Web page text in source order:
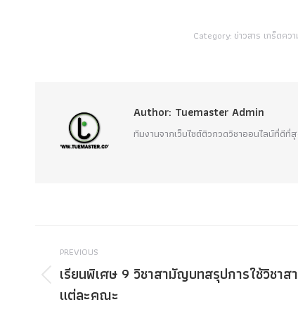
Category: ข่าวสาร เกร็ดคว
Author: Tuemaster Admin
ทีมงานจากเว็บไซต์ติวกวดวิชาออนไลน์ที่ดี
Post
navigation
PREVIOUS
Previous
post:
เรียนพิเศษ 9 วิชาสามัญบทสรุปการใช้วิชา
แต่ละคณะ